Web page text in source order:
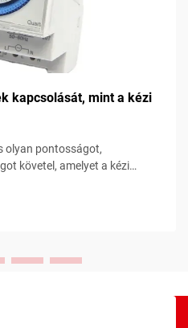
kapcsolását, mint a kézi
olyan pontosságot,
követel, amelyet a kézi